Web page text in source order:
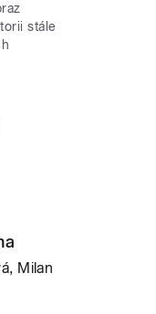
stále
Milan